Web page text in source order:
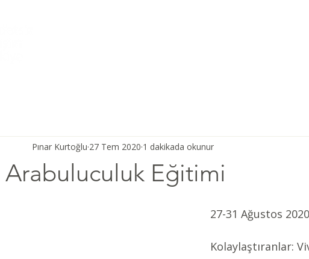
Arabuluculuk Eğitimi
Pınar Kurtoğlu 27 Tem 2020 1 dakikada okunur
27-31 Ağustos
Kolaylaştıranlar: